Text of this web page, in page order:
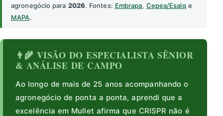
agronegócio para 2026. Fontes: Embrapa, Cepea/Esalq e
MAPA.
👨‍🌾 VISÃO DO ESPECIALISTA SÊNIOR
& ANÁLISE DE CAMPO
Ao longo de mais de 25 anos acompanhando o
agronegócio de ponta a ponta, aprendi que a
excelência em Mullet afirma que CRISPR não é